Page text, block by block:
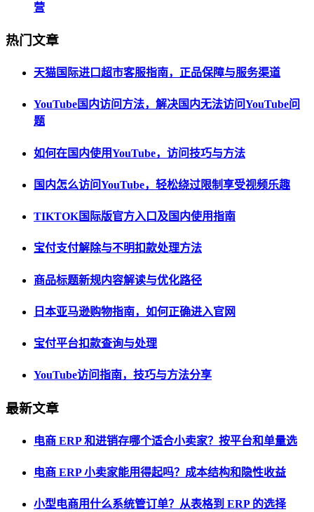
营
热门文章
天猫国际进口超市客服指南，正品保障与服务渠道
YouTube国内访问方法，解决国内无法访问YouTube问
题
如何在国内使用YouTube，访问技巧与方法
国内怎么访问YouTube，轻松绕过限制享受视频乐趣
TIKTOK国际版官方入口及国内使用指南
宝付支付解除与不明扣款处理方法
商品标题新规内容解读与优化路径
日本亚马逊购物指南，如何正确进入官网
宝付平台扣款查询与处理
YouTube访问指南，技巧与方法分享
最新文章
电商 ERP 和进销存哪个适合小卖家？按平台和单量选
电商 ERP 小卖家能用得起吗？成本结构和隐性收益
小型电商用什么系统管订单？从表格到 ERP 的选择